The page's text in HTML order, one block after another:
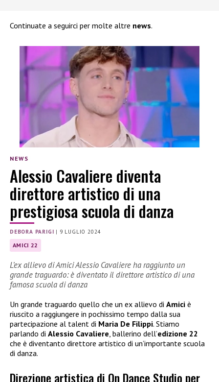
Continuate a seguirci per molte altre news.
NEWS
Alessio Cavaliere diventa
direttore artistico di una
prestigiosa scuola di danza
DEBORA PARIGI | 9 LUGLIO 2024
AMICI 22
L’ex allievo di Amici Alessio Cavaliere ha raggiunto un
grande traguardo: è diventato il direttore artistico di una
famosa scuola di danza
Un grande traguardo quello che un ex allievo di Amici è
riuscito a raggiungere in pochissimo tempo dalla sua
partecipazione al talent di Maria De Filippi. Stiamo
parlando di Alessio Cavaliere , ballerino dell’edizione 22
che è diventanto direttore artistico di un’importante scuola
di danza.
Direzione artistica di On Dance Studio per